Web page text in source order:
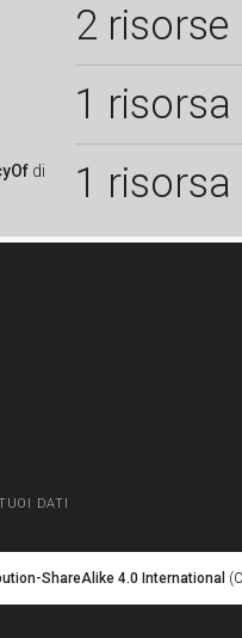
2 risorse
1 risorsa
di 1 risorsa
DATI
ShareAlike 4.0 International